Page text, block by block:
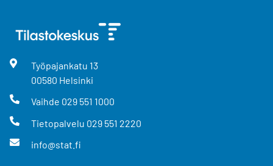
Työpajankatu 13
00580 Helsinki
Vaihde 029 551 1000
Tietopalvelu 029 551 2220
info@stat.fi